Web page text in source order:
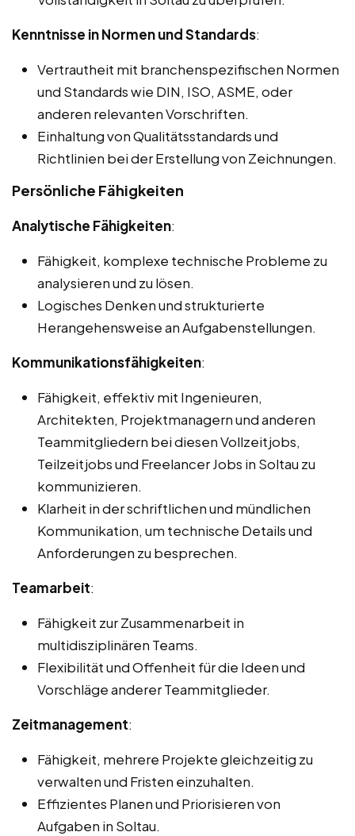
Kenntnisse in Normen und Standards:
Vertrautheit mit branchenspezifischen Normen
und Standards wie DIN, ISO, ASME, oder
anderen relevanten Vorschriften.
Einhaltung von Qualitätsstandards und
Richtlinien bei der Erstellung von Zeichnungen.
Persönliche Fähigkeiten
Analytische Fähigkeiten:
Fähigkeit, komplexe technische Probleme zu
analysieren und zu lösen.
Logisches Denken und strukturierte
Herangehensweise an Aufgabenstellungen.
Kommunikationsfähigkeiten:
Fähigkeit, effektiv mit Ingenieuren,
Architekten, Projektmanagern und anderen
Teammitgliedern bei diesen Vollzeitjobs,
Teilzeitjobs und Freelancer Jobs in Soltau zu
kommunizieren.
Klarheit in der schriftlichen und mündlichen
Kommunikation, um technische Details und
Anforderungen zu besprechen.
Teamarbeit:
Fähigkeit zur Zusammenarbeit in
multidisziplinären Teams.
Flexibilität und Offenheit für die Ideen und
Vorschläge anderer Teammitglieder.
Zeitmanagement:
Fähigkeit, mehrere Projekte gleichzeitig zu
verwalten und Fristen einzuhalten.
Effizientes Planen und Priorisieren von
Aufgaben in Soltau.